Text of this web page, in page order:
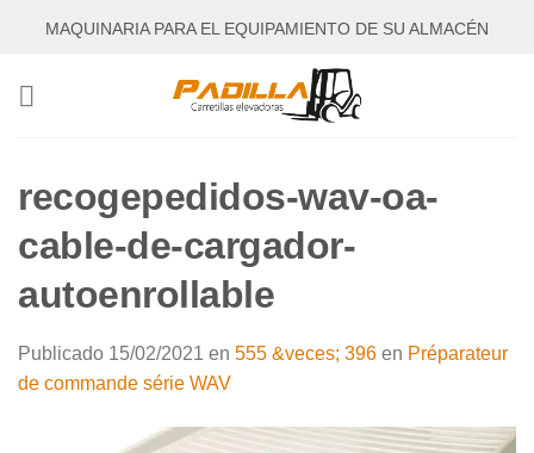
MAQUINARIA PARA EL EQUIPAMIENTO DE SU ALMACÉN
recogepedidos-wav-oa-
cable-de-cargador-
autoenrollable
Publicado 15/02/2021 en 555 &veces; 396 en Préparateur
de commande série WAV